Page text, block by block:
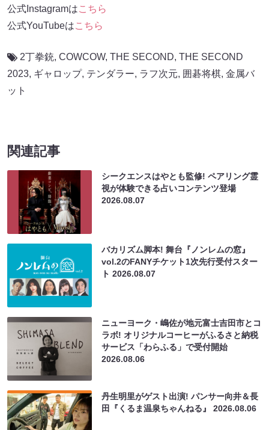
公式Instagramはこちら
公式YouTubeはこちら
2丁拳銃, COWCOW, THE SECOND, THE SECOND
2023, ギャロップ, テンダラー, ラフ次元, 囲碁将棋, 金属バ
ット
関連記事
シークエンスはやとも監修! ペアリング霊
視が体験できる占いコンテンツ登場
2026.08.07
バカリズム脚本! 舞台『ノンレムの窓』
vol.2のFANYチケット1次先行受付スター
ト2026.08.07
ニューヨーク・嶋佐が地元富士吉田市とコ
ラボ! オリジナルコーヒーがふるさと納税
サービス「わらふる」で受付開始
2026.08.06
丹生明里がゲスト出演! パンサー向井＆長
田『くるま温泉ちゃんねる』2026.08.06